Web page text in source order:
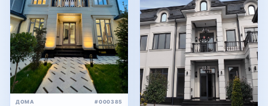
Олтинтепа
Паркентская
ДОМА #000385